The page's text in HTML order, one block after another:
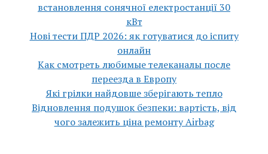
встановлення сонячної електростанції 30
кВт
Нові тести ПДР 2026: як готуватися до іспиту
онлайн
Как смотреть любимые телеканалы после
переезда в Европу
Які грілки найдовше зберігають тепло
Відновлення подушок безпеки: вартість, від
чого залежить ціна ремонту Airbag